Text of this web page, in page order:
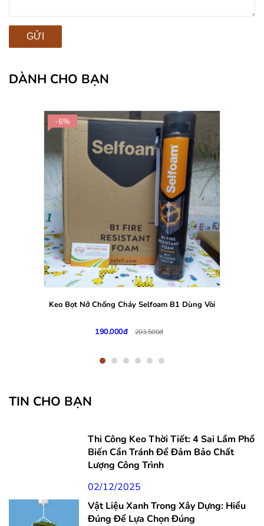
GỬI
DÀNH CHO BẠN
-6%
Keo Bọt Nở Chống Cháy Selfoam B1 Dùng Vòi
190.000đ 203.500đ
TIN CHO BẠN
Thi Công Keo Thời Tiết: 4 Sai Lầm Phổ
Biến Cần Tránh Để Đảm Bảo Chất
Lượng Công Trình
02/12/2025
Vật Liệu Xanh Trong Xây Dựng: Hiểu
Đúng Để Lựa Chọn Đúng